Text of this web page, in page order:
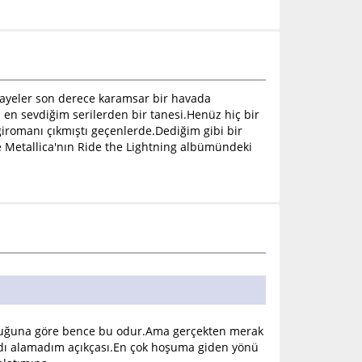
son derece karamsar bir havada
sevdiğim serilerden bir tanesi.Henüz hiç bir
çıkmıştı geçenlerde.Dediğim gibi bir
Ride the Lightning albümündeki
göre bence bu odur.Ama gerçekten merak
açıkçası.En çok hoşuma giden yönü